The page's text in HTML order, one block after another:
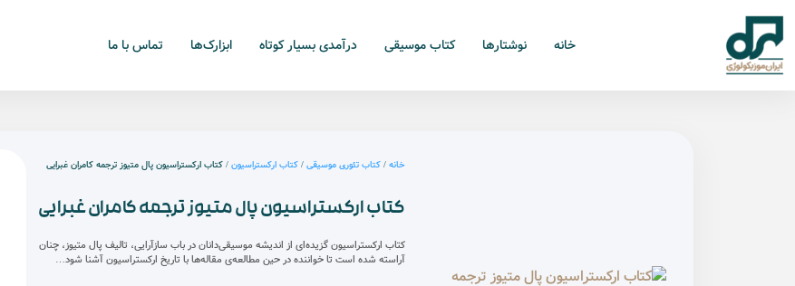
خانه نوشتارها کتاب موسیقی درآمدی بسیار کوتاه ابزارک‌ها تماس با ما
خانه/ کتاب تئوری موسیقی/ کتاب ارکستراسیون/ کتاب ارکستراسیون پال متیوز ترجمه کامران غبرایی
کتاب ارکستراسیون پال متیوز ترجمه کامران غبرایی
کتاب ارکستراسیون گزیده‌ای از اندیشه موسیقی‌دانان در باب سازآرایی، تالیف پال متیوز، چنان
آراسته شده است تا خواننده در حین مطالعه‌ی مقاله‌ها با تاریخ ارکستراسیون آشنا شود…